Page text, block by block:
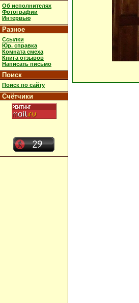
Об исполнителях
Фотографии
Интервью
Разное
Ссылки
Юр. справка
Комната смеха
Книга отзывов
Написать письмо
Поиск
Поиск по сайту
Счётчики